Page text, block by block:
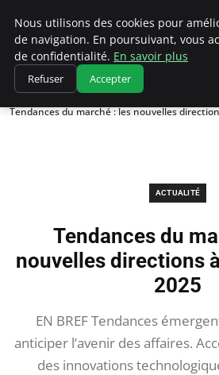
Chasseur De Tête
Accueil
Actualité
Tendances du marché : les nouvelles
ACTUALITÉ
Tendances du
nouvelles directions
2025
EN BREF Tendances
anticiper l’avenir des affaires.
des innovations
Nous utilisons des cookies pour
de navigation. En poursuivant, vous
de confidentialité. En savoir plus
Refuser Accepter